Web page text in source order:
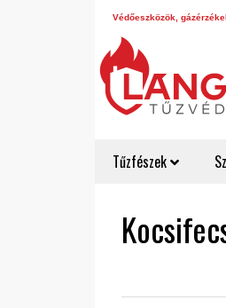
Védőeszközök,
Tűzfészek